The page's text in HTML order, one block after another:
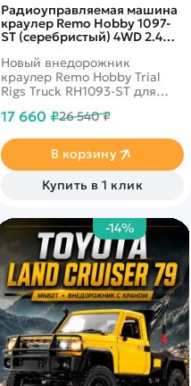
Радиоуправляемая машина
краулер Remo Hobby 1097-
ST (серебристый) 4WD 2.4G
Новый внедорожник
краулер Remo Hobby Trial
Rigs Truck RH1093-ST для
полным приводом,
рамной конструкцией
шасси.
17 660 ₽26 540 ₽
В корзину
Купить в 1 клик
-14%